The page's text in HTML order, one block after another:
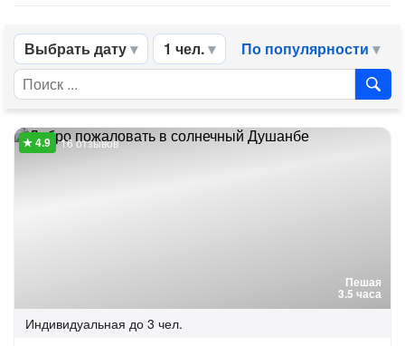
Выбрать дату 1 чел. По популярности
Пешая
3.5 часа
16 отзывов
Индивидуальная до 3 чел.